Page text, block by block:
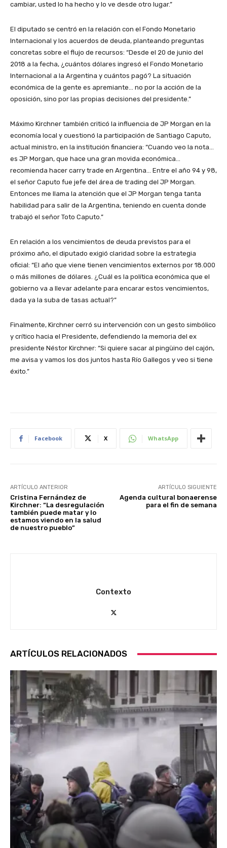
cambiar, usted lo ha hecho y lo ve desde otro lugar.”
El diputado se centró en la relación con el Fondo Monetario
Internacional y los acuerdos de deuda, planteando preguntas
concretas sobre el flujo de recursos: “Desde el 20 de junio del
2018 a la fecha, ¿cuántos dólares ingresó el Fondo Monetario
Internacional a la Argentina y cuántos pagó? La situación
económica de la gente es apremiante… no por la acción de la
oposición, sino por las propias decisiones del presidente.”
Máximo Kirchner también criticó la influencia de JP Morgan en la
economía local y cuestionó la participación de Santiago Caputo,
actual ministro, en la institución financiera: “Cuando veo la nota…
es JP Morgan, que hace una gran movida económica…
recomienda hacer carry trade en Argentina… Entre el año 94 y 98,
el señor Caputo fue jefe del área de trading del JP Morgan.
Entonces me llama la atención que el JP Morgan tenga tanta
habilidad para salir de la Argentina, teniendo en cuenta donde
trabajó el señor Toto Caputo.”
En relación a los vencimientos de deuda previstos para el
próximo año, el diputado exigió claridad sobre la estrategia
oficial: “El año que viene tienen vencimientos externos por 18.000
o más millones de dólares. ¿Cuál es la política económica que el
gobierno va a llevar adelante para encarar estos vencimientos,
dada ya la suba de tasas actual?”
Finalmente, Kirchner cerró su intervención con un gesto simbólico
y crítico hacia el Presidente, defendiendo la memoria del ex
presidente Néstor Kirchner: “Si quiere sacar al pingüino del cajón,
me avisa y vamos los dos juntos hasta Río Gallegos y veo si tiene
éxito.”
Facebook X WhatsApp
ARTÍCULO ANTERIOR
Cristina Fernández de
Kirchner: “La desregulación
también puede matar y lo
estamos viendo en la salud
de nuestro pueblo”
ARTÍCULO SIGUIENTE
Agenda cultural bonaerense
para el fin de semana
Contexto
ARTÍCULOS RELACIONADOS